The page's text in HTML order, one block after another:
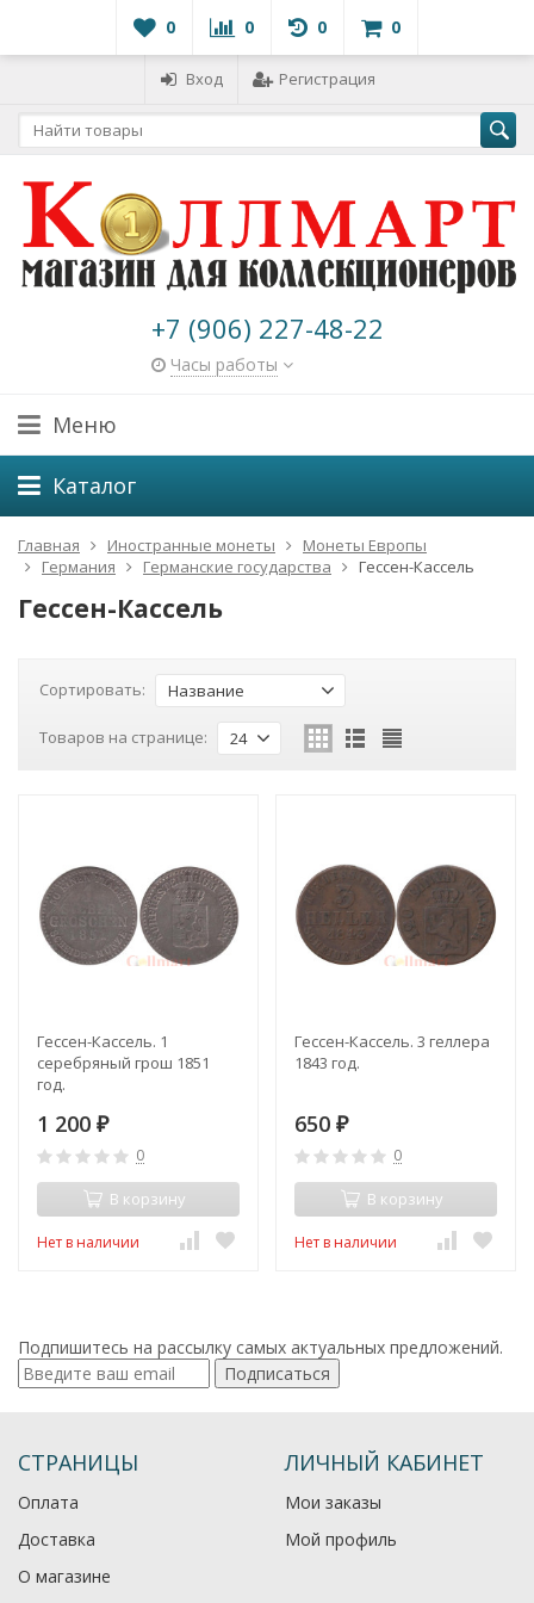
0 0 0 0
Вход Регистрация
+7 (906) 227-48-22
Часы работы
Меню
Каталог
Главная Иностранные монеты
Монеты Европы
Германия
Германские государства Гессен-Кассель
Гессен-Кассель
Сортировать: Название
Товаров на странице: 24
Гессен-Кассель. 1
серебряный грош 1851
год.
1 200 ₽
0
В корзину
Нет в наличии
Гессен-Кассель. 3 геллера
1843 год.
650 ₽
0
В корзину
Нет в наличии
Подпишитесь на рассылку самых актуальных предложений.
Подписаться
СТРАНИЦЫ
Оплата
Доставка
О магазине
ЛИЧНЫЙ КАБИНЕТ
Мои заказы
Мой профиль